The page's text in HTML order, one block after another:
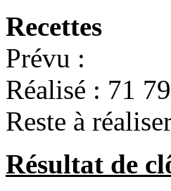
Prévu :
Réalisé : 71
Reste à
Résultat de